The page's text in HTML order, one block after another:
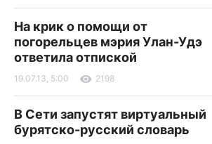
На крик о помощи от
погорельцев мэрия Улан-Удэ
ответила отпиской
19.07.13, 5:00 2198
В Сети запустят виртуальный
бурятско-русский словарь